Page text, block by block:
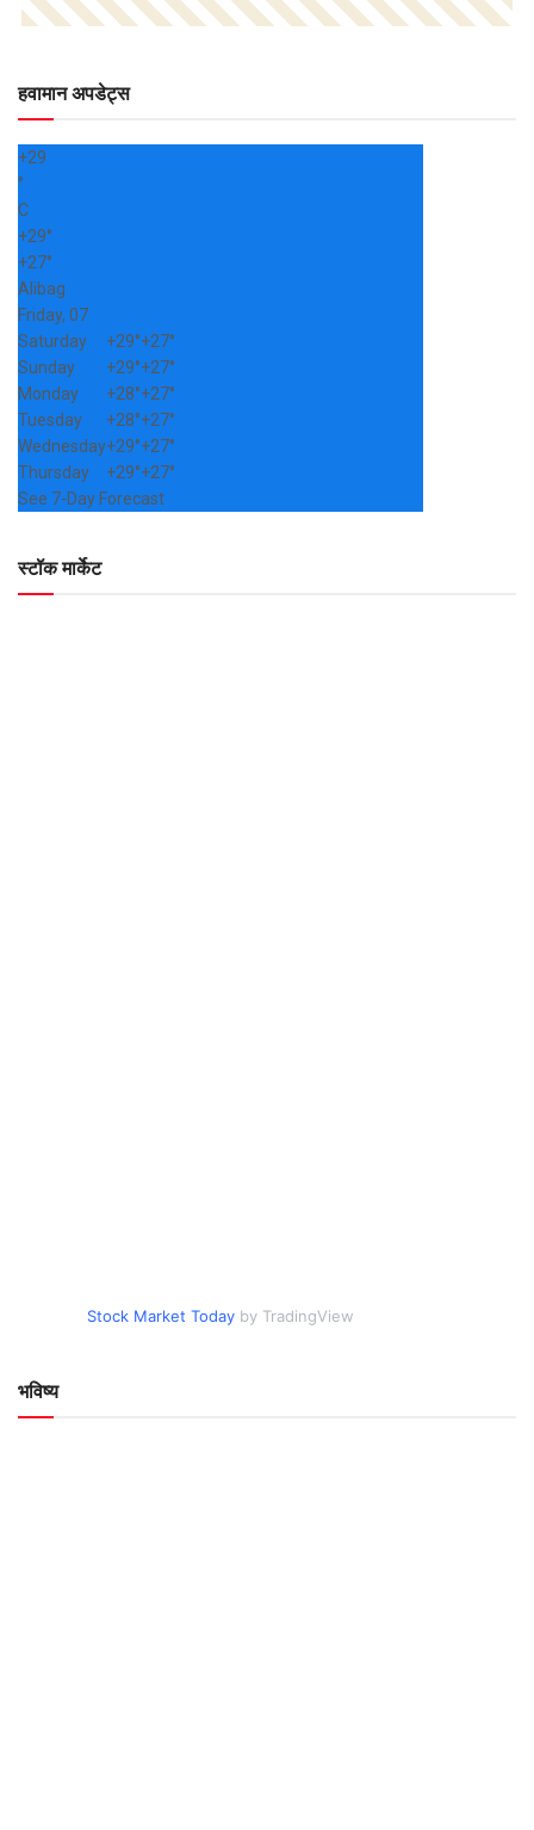
हवामान अपडेट्स
+29
°
C
+29°
+27°
Alibag
Friday, 07
Saturday
+29°+27°
Sunday
+29°+27°
Monday
+28°+27°
Tuesday
+28°+27°
Wednesday+29°+27°
Thursday
+29°+27°
See 7-Day Forecast
स्टॉक मार्केट
Stock Market Today by TradingView
भविष्य